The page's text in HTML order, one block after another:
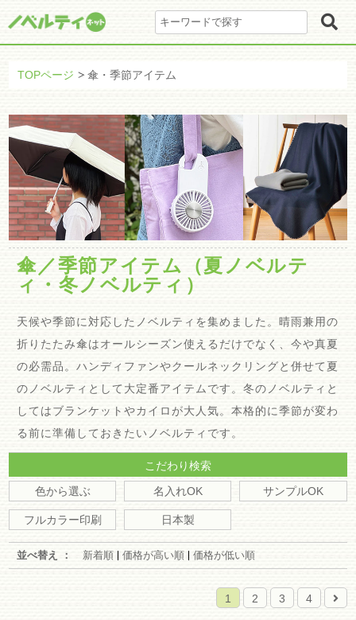
TOPページ 傘・季節アイテム
傘／季節アイテム（夏ノベルテ
ィ・冬ノベルティ）
天候や季節に対応したノベルティを集めました。晴雨兼用の
折りたたみ傘はオールシーズン使えるだけでなく、今や真夏
の必需品。ハンディファンやクールネックリングと併せて夏
のノベルティとして大定番アイテムです。冬のノベルティと
してはブランケットやカイロが大人気。本格的に季節が変わ
る前に準備しておきたいノベルティです。
こだわり検索
色から選ぶ
名入れOK サンプルOK
フルカラー印刷 日本製
並べ替え ： 新着順 価格が高い順 価格が低い順
1 2 3 4